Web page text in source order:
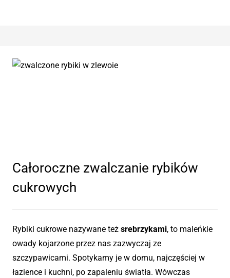
Całoroczne zwalczanie rybików
cukrowych
Rybiki cukrowe nazywane też srebrzykami, to maleńkie
owady kojarzone przez nas zazwyczaj ze
szczypawicami. Spotykamy je w domu, najczęściej w
łazience i kuchni, po zapaleniu światła. Wówczas